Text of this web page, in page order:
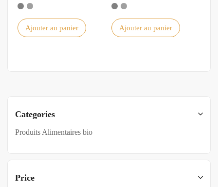
Categories
Produits Alimentaires bio
Price
Ajouter au panier Ajouter au panier